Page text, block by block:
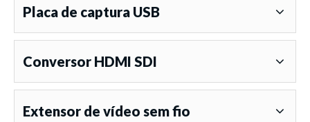
Placa de captura USB
Conversor HDMI SDI
Extensor de vídeo sem fio